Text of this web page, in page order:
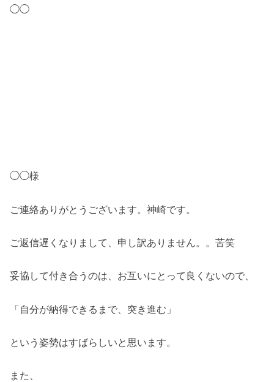
◯◯
◯◯様
ご連絡ありがとうございます。神崎です。
ご返信遅くなりまして、申し訳ありません。。苦笑
妥協して付き合うのは、お互いにとって良くないので、
「自分が納得できるまで、突き進む」
という姿勢はすばらしいと思います。
また、